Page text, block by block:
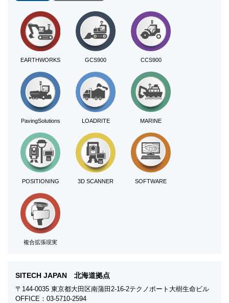
EARTHWORKS GCS900 CCS900
PavingSolutions LOADRITE MARINE
POSITIONING 3D SCANNER SOFTWARE
複合拡張現実
SITECH JAPAN 北海道拠点
〒144-0035 東京都大田区南蒲田2-16-2テクノポート大樹生命ビル
OFFICE：03-5710-2594